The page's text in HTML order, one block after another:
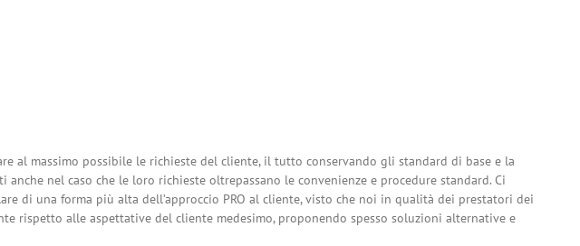
al massimo possibile le richieste del cliente, il tutto conservando gli standard di base e la
nel caso che le loro richieste oltrepassano le convenienze e procedure standard. Ci
di una forma più alta dell’approccio PRO al cliente, visto che noi in qualità dei prestatori dei
rispetto alle aspettative del cliente medesimo, proponendo spesso soluzioni alternative e